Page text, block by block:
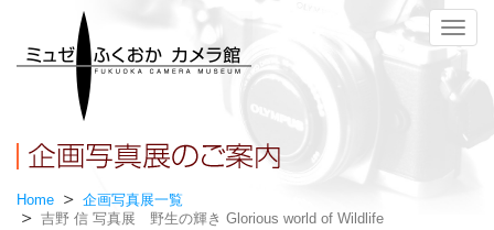
メ
ニ
Home
企画写真展一覧
吉野 信 写真展 野生の輝き Glorious world of Wildlife